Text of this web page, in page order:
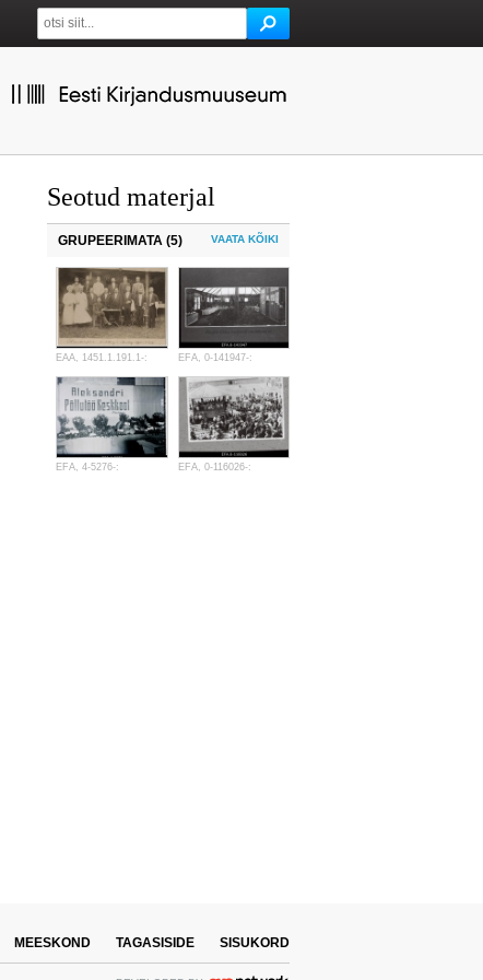
Seotud materjal
GRUPEERIMATA (5) VAATA KÕIKI
EAA, 1451.1.191.1-: EFA, 0-141947-:
EFA, 4-5276-: EFA, 0-116026-:
MEESKOND TAGASISIDE SISUKORD